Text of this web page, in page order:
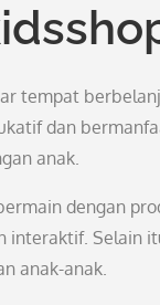
tempat
dan
anak.
dengan
interaktif. Selain
anak-anak.